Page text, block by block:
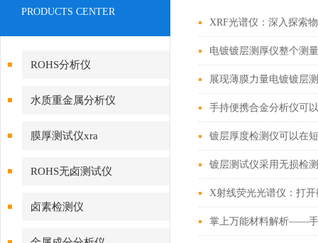
PRODUCTS CENTER
ROHS分析仪
水质重金属分析仪
膜厚测试仪xra
ROHS无卤测试仪
卤素检测仪
XRF光谱仪：深入探索
电镀镀层测厚仪整个测
展现薄膜力量电镀镀层
手持便携合金分析仪可
镀层厚度检测仪可以在
镀层测试仪采用无损检
X射线荧光光谱仪：打
掌上万能材料解析——